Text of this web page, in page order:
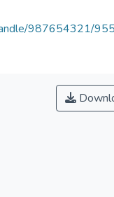
987654321/